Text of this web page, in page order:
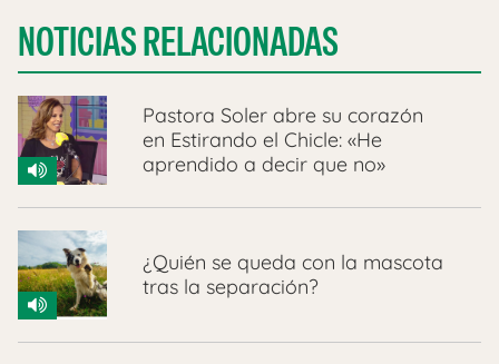
NOTICIAS RELACIONADAS
Pastora Soler abre su corazón
en Estirando el Chicle: «He
aprendido a decir que no»
¿Quién se queda con la mascota
tras la separación?